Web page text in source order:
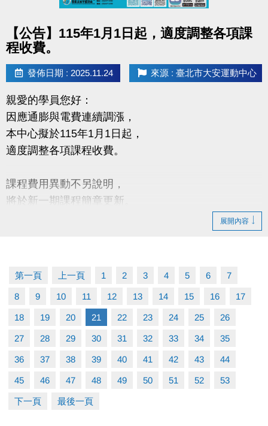
電話洽詢 (02)2396-0300 分機103、104
【公告】115年1月1日起，適度調整各項課
程收費。
發佈日期 : 2025.11.24 來源 : 臺北市大安運動中心
親愛的學員您好：
因應通膨與電費連續調漲，
本中心擬於115年1月1日起，
適度調整各項課程收費。
課程費用異動不另說明，
將於新一期課程簡章更新。
展開內容
第一頁 上一頁 1 2 3 4 5 6 7
8 9 10 11 12 13 14 15 16 17
18 19 20 21 22 23 24 25 26
27 28 29 30 31 32 33 34 35
36 37 38 39 40 41 42 43 44
45 46 47 48 49 50 51 52 53
下一頁 最後一頁